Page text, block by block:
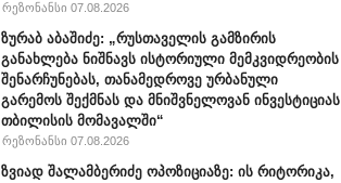
რეზონანსი 07.08.2026
ზურაბ აბაშიძე: „რუსთაველის გამზირის
განახლება ნიშნავს ისტორიული მემკვიდრეობის
შენარჩუნებას, თანამედროვე ურბანული
გარემოს შექმნას და მნიშვნელოვან ინვესტიციას
თბილისის მომავალში“
რეზონანსი 07.08.2026
ზვიად შალამბერიძე ოპოზიციაზე: ის რიტორიკა,